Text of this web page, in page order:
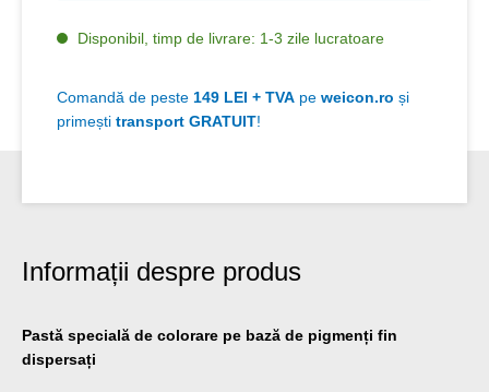
Disponibil, timp de livrare: 1-3 zile lucratoare
Comandă de peste 149 LEI + TVA pe weicon.ro și
primești transport GRATUIT!
Informații despre produs
Pastă specială de colorare pe bază de pigmenți fin
dispersați